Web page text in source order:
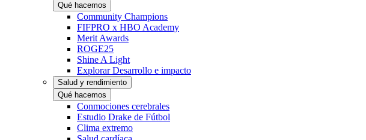
Qué hacemos
Community Champions
FIFPRO x HBO Academy
Merit Awards
ROGE25
Shine A Light
Explorar Desarrollo e impacto
Salud y rendimiento
Qué hacemos
Conmociones cerebrales
Estudio Drake de Fútbol
Clima extremo